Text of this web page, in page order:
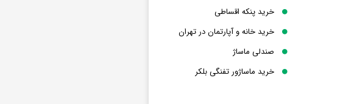
خرید پنکه اقساطی
خرید خانه و آپارتمان در تهران
صندلی ماساژ
خرید ماساژور تفنگی بلکر